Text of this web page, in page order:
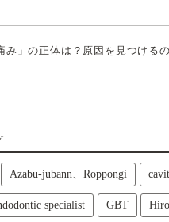
み」の正体は？原因を見つける
Azabu-jubann、Roppongi
specialist GBT